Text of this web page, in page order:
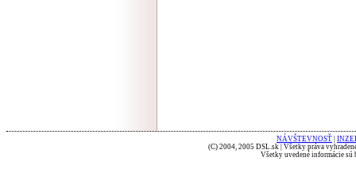
NÁVŠTEVNOSŤ
(C) 2004, 2005 DSL.sk | Všetky práva
Všetky uvedené informácie sú